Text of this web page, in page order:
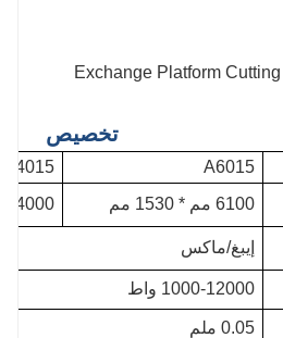
تخصيص
A6015
A4015
6100 مم * 1530 مم 4000 مم * 1524 مم
إيبغ/ماكس
1000-12000 واط
0.05 ملم